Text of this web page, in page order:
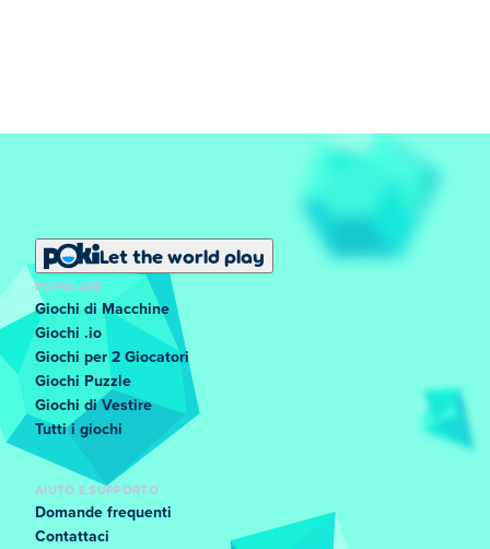
Let the world play
POPOLARE
Giochi di Macchine
Giochi .io
Giochi per 2 Giocatori
Giochi Puzzle
Giochi di Vestire
Tutti i giochi
AIUTO E SUPPORTO
Domande frequenti
Contattaci